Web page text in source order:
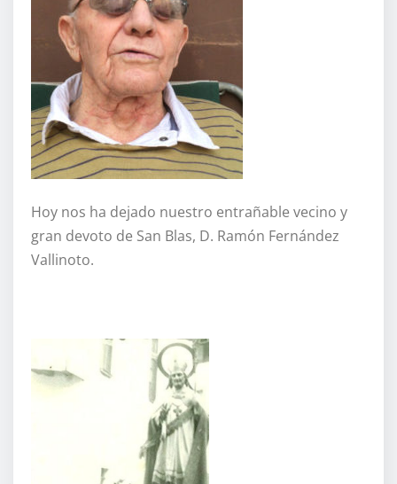
Hoy nos ha dejado nuestro entrañable vecino y
gran devoto de San Blas, D. Ramón Fernández
Vallinoto.